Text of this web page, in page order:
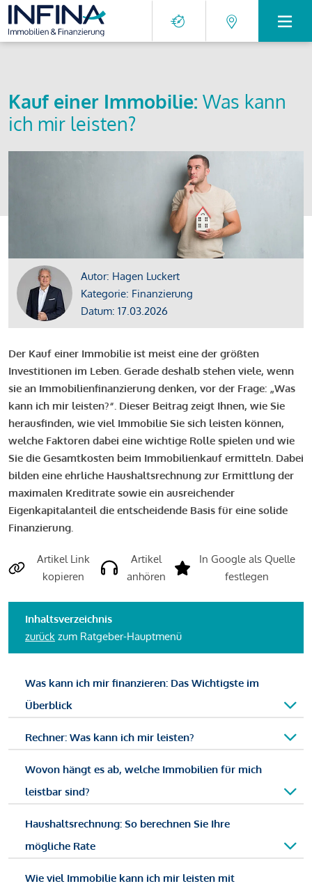
Kauf einer Immobilie: Was kann
ich mir leisten?
Autor: Hagen Luckert
Kategorie: Finanzierung
Datum: 17.03.2026
Der Kauf einer Immobilie ist meist eine der größten
Investitionen im Leben. Gerade deshalb stehen viele, wenn
sie an Immobilienfinanzierung denken, vor der Frage: „Was
kann ich mir leisten?“. Dieser Beitrag zeigt Ihnen, wie Sie
herausfinden, wie viel Immobilie Sie sich leisten können,
welche Faktoren dabei eine wichtige Rolle spielen und wie
Sie die Gesamtkosten beim Immobilienkauf ermitteln. Dabei
bilden eine ehrliche Haushaltsrechnung zur Ermittlung der
maximalen Kreditrate sowie ein ausreichender
Eigenkapitalanteil die entscheidende Basis für eine solide
Finanzierung.
Artikel Link
kopieren
Artikel
anhören
In Google als Quelle
festlegen
Inhaltsverzeichnis
zurück zum Ratgeber-Hauptmenü
Was kann ich mir finanzieren: Das Wichtigste im
Überblick
Rechner: Was kann ich mir leisten?
Wovon hängt es ab, welche Immobilien für mich
leistbar sind?
Haushaltsrechnung: So berechnen Sie Ihre
mögliche Rate
Wie viel Immobilie kann ich mir leisten mit